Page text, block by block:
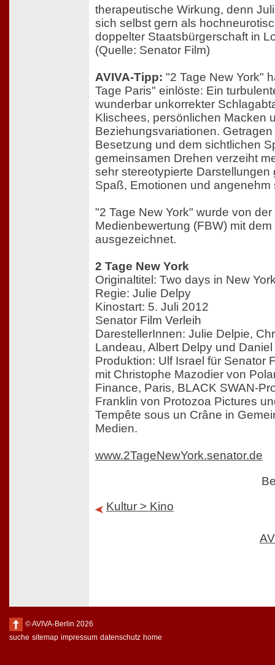
therapeutische Wirkung, denn
sich selbst gern als
doppelter Staatsbürgerschaft in
(Quelle: Senator Film)
AVIVA-Tipp: "2 Tage New York"
Tage Paris" einlöste: Ein
wunderbar unkorrekter
Klischees, persönlichen Macken
Beziehungsvariationen.
Besetzung und dem sichtlichen
gemeinsamen Drehen verzeiht
sehr stereotypierte Darstellungen
Spaß, Emotionen und angenehm
"2 Tage New York" wurde von
Medienbewertung (FBW) mit
ausgezeichnet.
2 Tage New York
Originaltitel: Two days in New
Regie: Julie Delpy
Kinostart: 5. Juli 2012
Senator Film Verleih
DarestellerInnen: Julie Delpie,
Landeau, Albert Delpy und
Produktion: Ulf Israel für Senator
mit Christophe Mazodier von
Finance, Paris, BLACK SWAN-
Franklin von Protozoa Pictures
Tempête sous un Crâne in
Medien.
www.2TageNewYork.senator.de
Kultur > Kino
© AVIVA-Berlin 2026
suche sitemap impressum datenschutz home